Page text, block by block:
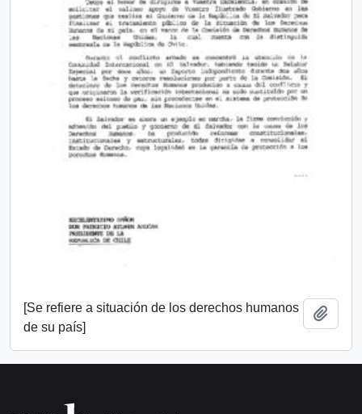
[Se refiere a situación de los derechos humanos
de su país]